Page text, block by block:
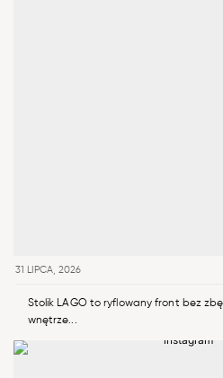
31 LIPCA, 2026
Stolik LAGO to ryflowany front bez
wnętrze...